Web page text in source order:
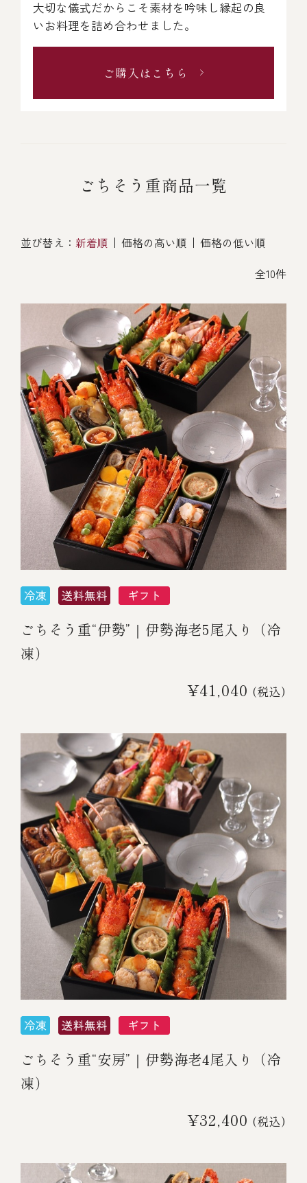
大切な儀式だからこそ素材を吟味し縁起の良
いお料理を詰め合わせました。
ご購入はこちら
ごちそう重商品一覧
並び替え： 新着順 価格の高い順 価格の低い順
全10件
ごちそう重“伊勢”｜伊勢海老5尾入り（冷
凍）
¥41,040 (税込)
ごちそう重“安房”｜伊勢海老4尾入り（冷
凍）
¥32,400 (税込)